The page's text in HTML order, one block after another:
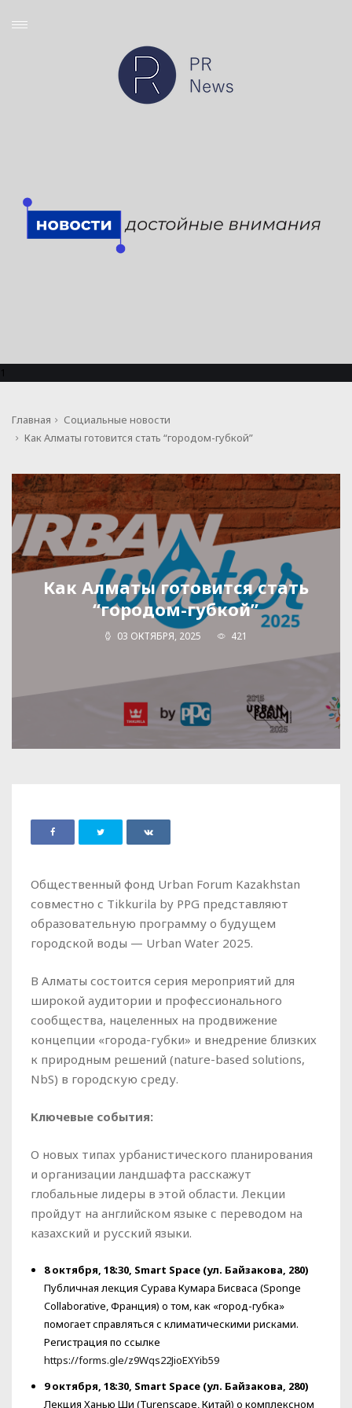
1
Главная
Социальные новости
Как Алматы готовится стать “городом-губкой”
Как Алматы готовится стать
“городом-губкой”
03 ОКТЯБРЯ, 2025 421
Общественный фонд Urban Forum Kazakhstan
совместно с Tikkurila by PPG представляют
образовательную программу о будущем
городской воды — Urban Water 2025.
В Алматы состоится серия мероприятий для
широкой аудитории и профессионального
сообщества, нацеленных на продвижение
концепции «города-губки» и внедрение близких
к природным решений (nature-based solutions,
NbS) в городскую среду.
Ключевые события:
О новых типах урбанистического планирования
и организации ландшафта расскажут
глобальные лидеры в этой области. Лекции
пройдут на английском языке с переводом на
казахский и русский языки.
8 октября, 18:30, Smart Space (ул. Байзакова, 280)
Публичная лекция Сурава Кумара Бисваса (Sponge
Collaborative, Франция) о том, как «город-губка»
помогает справляться с климатическими рисками.
Регистрация по ссылке
https://forms.gle/z9Wqs22JioEXYib59
9 октября, 18:30, Smart Space (ул. Байзакова, 280)
Лекция Ханью Ши (Turenscape, Китай) о комплексном